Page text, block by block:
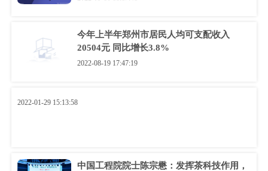
今年上半年郑州市居民人均可支配收入
20504元 同比增长3.8%
2022-08-19 17:47:19
2022-01-29 15:13:58
中国工程院院士陈宗懋：发挥茶科技作用，